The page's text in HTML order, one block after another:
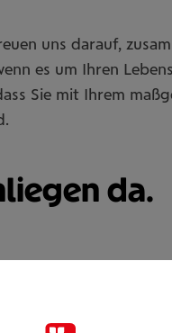
uns darauf,
es um Ihren
Sie mit Ihrem
da.